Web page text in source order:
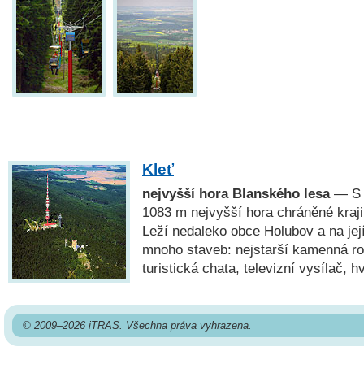
Kleť
nejvyšší hora Blanského lesa— S
1083 m nejvyšší hora chráněné
Leží nedaleko obce Holubov a na
mnoho staveb: nejstarší kamenná
turistická chata, televizní vysílač,
© 2009–2026 iTRAS. Všechna práva vyhrazena.